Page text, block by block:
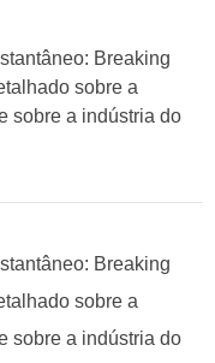
Breaking
sobre a
sobre a indústria do
Breaking
sobre a
sobre a indústria do